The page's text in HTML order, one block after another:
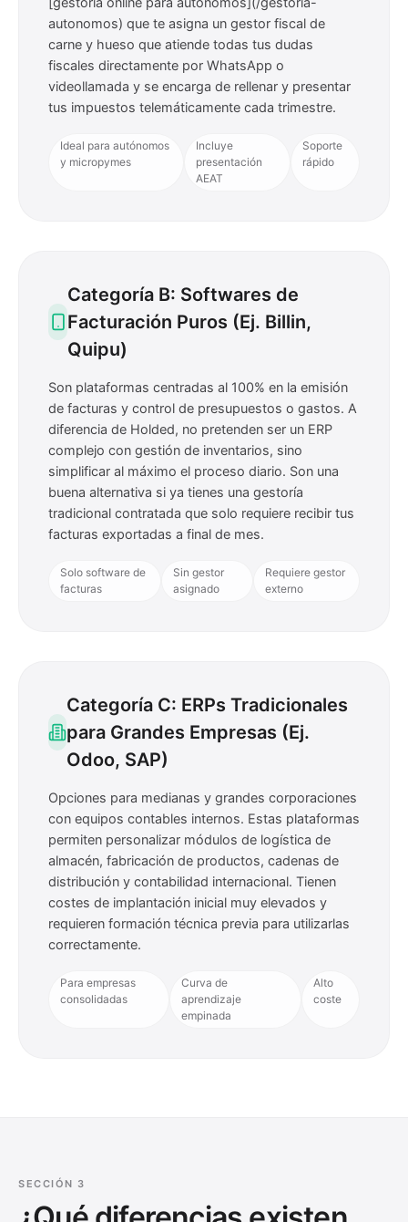
autonomos) que te asigna un gestor fiscal de
carne y hueso que atiende todas tus dudas
fiscales directamente por WhatsApp o
videollamada y se encarga de rellenar y presentar
tus impuestos telemáticamente cada trimestre.
Ideal para autónomos
y micropymes
Incluye
presentación
AEAT
Soporte
rápido
Categoría B: Softwares de
Facturación Puros (Ej. Billin,
Quipu)
Son plataformas centradas al 100% en la emisión
de facturas y control de presupuestos o gastos. A
diferencia de Holded, no pretenden ser un ERP
complejo con gestión de inventarios, sino
simplificar al máximo el proceso diario. Son una
buena alternativa si ya tienes una gestoría
tradicional contratada que solo requiere recibir tus
facturas exportadas a final de mes.
Solo software de
facturas
Sin gestor
asignado
Requiere gestor
externo
Categoría C: ERPs Tradicionales
para Grandes Empresas (Ej.
Odoo, SAP)
Opciones para medianas y grandes corporaciones
con equipos contables internos. Estas plataformas
permiten personalizar módulos de logística de
almacén, fabricación de productos, cadenas de
distribución y contabilidad internacional. Tienen
costes de implantación inicial muy elevados y
requieren formación técnica previa para utilizarlas
correctamente.
Para empresas
consolidadas
Curva de
aprendizaje
empinada
Alto
coste
SECCIÓN 3